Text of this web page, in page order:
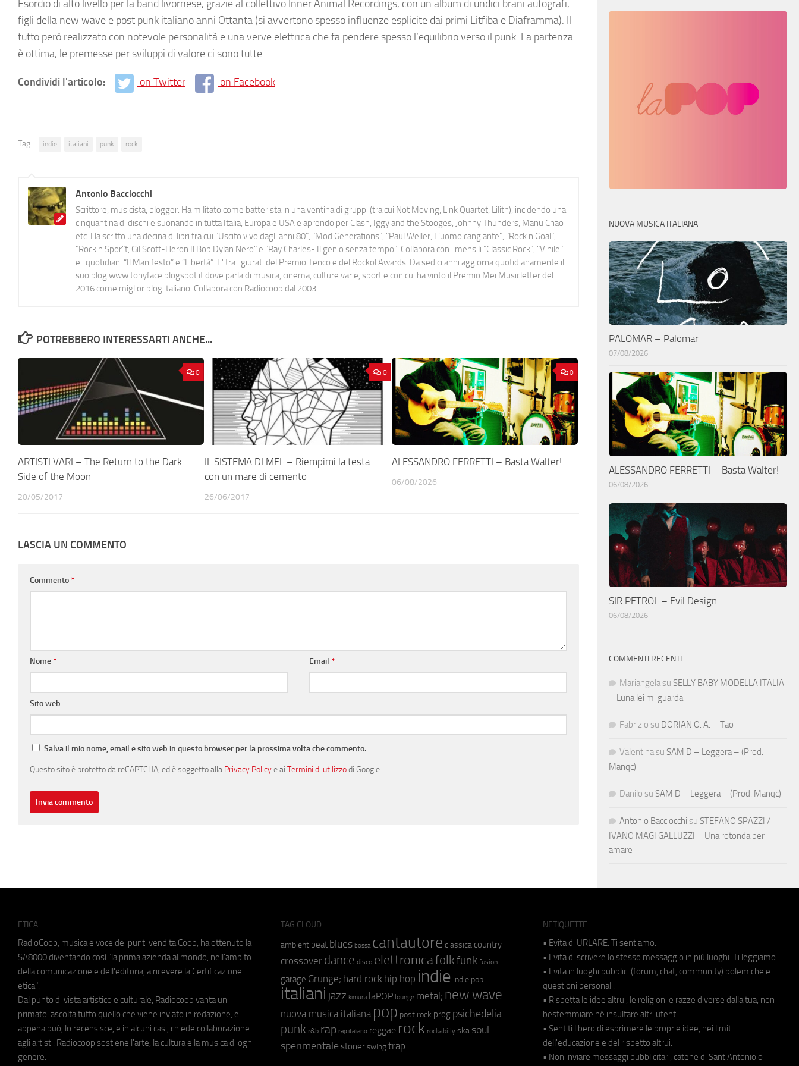
Esordio di alto livello per la band livornese, grazie al collettivo Inner Animal Recordings, con un album di undici brani autografi,
figli della new wave e post punk italiano anni Ottanta (si avvertono spesso influenze esplicite dai primi Litfiba e Diaframma). Il
tutto però realizzato con notevole personalità e una verve elettrica che fa pendere spesso l’equilibrio verso il punk. La partenza
è ottima, le premesse per sviluppi di valore ci sono tutte.
Condividi l'articolo: on Twitter on Facebook
Tag: indie italiani punk rock
Antonio Bacciocchi
Scrittore, musicista, blogger. Ha militato come batterista in una ventina di gruppi (tra cui Not Moving, Link Quartet, Lilith), incidendo una
cinquantina di dischi e suonando in tutta Italia, Europa e USA e aprendo per Clash, Iggy and the Stooges, Johnny Thunders, Manu Chao
etc. Ha scritto una decina di libri tra cui "Uscito vivo dagli anni 80", "Mod Generations", "Paul Weller, L’uomo cangiante", "Rock n Goal",
"Rock n Spor"t, Gil Scott-Heron Il Bob Dylan Nero" e "Ray Charles- Il genio senza tempo". Collabora con i mensili “Classic Rock”, "Vinile"
e i quotidiani “Il Manifesto” e “Libertà”. E' tra i giurati del Premio Tenco e del Rockol Awards. Da sedici anni aggiorna quotidianamente il
suo blog www.tonyface.blogspot.it dove parla di musica, cinema, culture varie, sport e con cui ha vinto il Premio Mei Musicletter del
2016 come miglior blog italiano. Collabora con Radiocoop dal 2003.
POTREBBERO INTERESSARTI ANCHE...
0
ARTISTI VARI – The Return to the Dark
Side of the Moon
20/05/2017
0
IL SISTEMA DI MEL – Riempimi la testa
con un mare di cemento
26/06/2017
0
ALESSANDRO FERRETTI – Basta Walter!
06/08/2026
LASCIA UN COMMENTO
Commento*
Nome* Email*
Sito web
Salva il mio nome, email e sito web in questo browser per la prossima volta che commento.
Questo sito è protetto da reCAPTCHA, ed è soggetto alla Privacy Policye ai Termini di utilizzodi Google.
NUOVA MUSICA ITALIANA
PALOMAR – Palomar
07/08/2026
ALESSANDRO FERRETTI – Basta Walter!
06/08/2026
SIR PETROL – Evil Design
06/08/2026
COMMENTI RECENTI
Mariangela su SELLY BABY MODELLA ITALIA
– Luna lei mi guarda
Fabrizio su DORIAN O. A. – Tao
Valentina su SAM D – Leggera – (Prod.
Manqc)
Danilo su SAM D – Leggera – (Prod. Manqc)
Antonio Bacciocchi su STEFANO SPAZZI /
IVANO MAGI GALLUZZI – Una rotonda per
amare
ETICA
RadioCoop, musica e voce dei punti vendita Coop, ha ottenuto la
SA8000 diventando così "la prima azienda al mondo, nell'ambito
della comunicazione e dell'editoria, a ricevere la Certificazione
etica".
Dal punto di vista artistico e culturale, Radiocoop vanta un
primato: ascolta tutto quello che viene inviato in redazione, e
appena può, lo recensisce, e in alcuni casi, chiede collaborazione
agli artisti. Radiocoop sostiene l'arte, la cultura e la musica di ogni
genere.
TAG CLOUD
ambient beat blues bossa cantautore classica country
crossover dance disco elettronicafolkfunk fusion
garage Grunge; hard rock hip hop indie indie pop
italiani jazz kimura laPOP lounge metal; new wave
nuova musica italiana pop post rock prog psichedelia
punk r&b rap rap italiano reggae rock rockabilly ska soul
sperimentale stoner swing trap
NETIQUETTE
• Evita di URLARE. Ti sentiamo.
• Evita di scrivere lo stesso messaggio in più luoghi. Ti leggiamo.
• Evita in luoghi pubblici (forum, chat, community) polemiche e
questioni personali.
• Rispetta le idee altrui, le religioni e razze diverse dalla tua, non
bestemmiare né insultare altri utenti.
• Sentiti libero di esprimere le proprie idee, nei limiti
dell'educazione e del rispetto altrui.
• Non inviare messaggi pubblicitari, catene di Sant'Antonio o